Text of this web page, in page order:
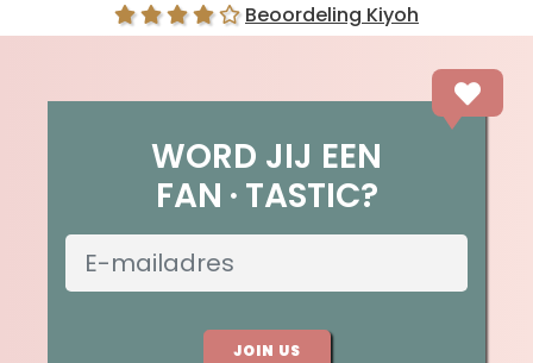
Beoordeling Kiyoh
WORD JIJ EEN
FAN TASTIC?
JOIN US